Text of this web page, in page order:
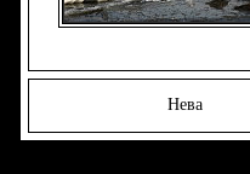
Нева